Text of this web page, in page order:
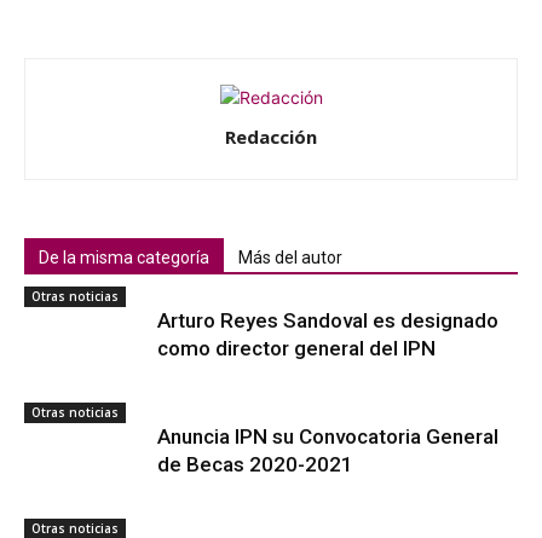
Redacción
De la misma categoría Más del autor
Otras noticias
Arturo Reyes Sandoval es designado
como director general del IPN
Otras noticias
Anuncia IPN su Convocatoria General
de Becas 2020-2021
Otras noticias